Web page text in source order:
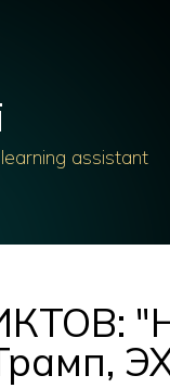
assistant